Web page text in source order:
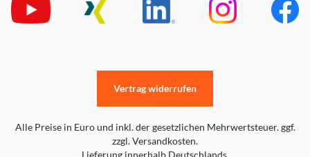
Alle Preise in Euro und inkl. der gesetzlichen Mehrwertsteuer. ggf.
zzgl. Versandkosten.
Lieferung innerhalb Deutschlands.
Vertrag widerrufen